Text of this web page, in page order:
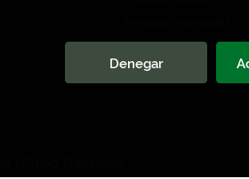
Formulario de
Denegar